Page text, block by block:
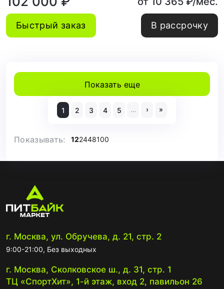
Быстрый заказ В рассрочку
Показать еще
1 2 3 4 5 … › »
Показывать: 122448100
г. Москва, ул. Обручева, д. 21, стр. 2
9:00-21:00, Без выходных
г. Москва, Сколковское ш., д. 31, стр. 1
ТЦ «СпортХит», 1-й этаж, вход 2, павильон 26